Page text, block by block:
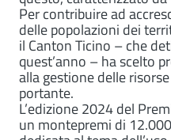
Per contribuire ad
delle popolazioni dei
il Canton Ticino – che
quest’anno – ha scelto
alla gestione delle
portante.
L’edizione 2024 del
un montepremi di